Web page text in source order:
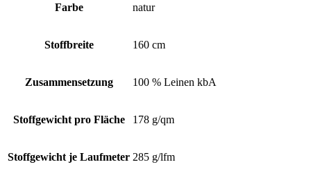
Farbe natur
Stoffbreite 160 cm
Zusammensetzung 100 % Leinen kbA
Stoffgewicht pro Fläche 178 g/qm
Stoffgewicht je Laufmeter 285 g/lfm